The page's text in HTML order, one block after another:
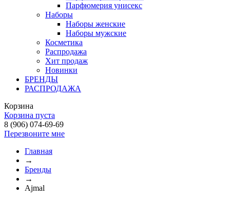
Парфюмерия унисекс
Наборы
Наборы женские
Наборы мужские
Косметика
Распродажа
Хит продаж
Новинки
БРЕНДЫ
РАСПРОДАЖА
Корзина
Корзина пуста
8 (906) 074-69-69
Перезвоните мне
Главная
→
Бренды
→
Ajmal